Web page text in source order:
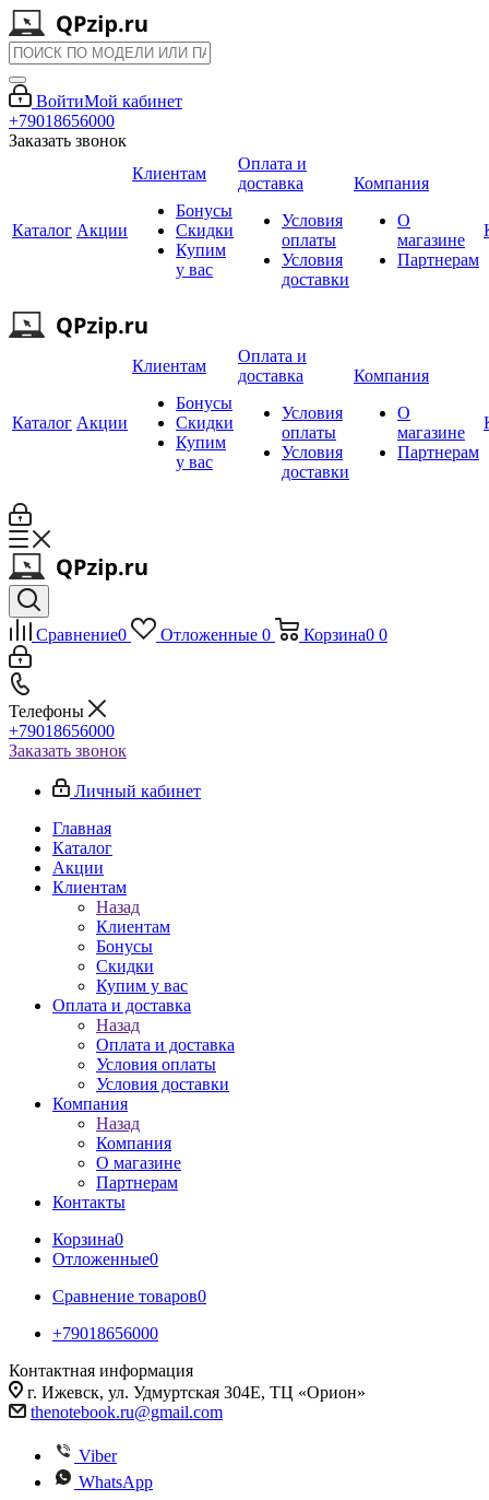
ВойтиМой кабинет
+79018656000
Заказать звонок
Каталог Акции
Клиентам
Бонусы
Скидки
Купим
у вас
Оплата и
доставка
Условия
оплаты
Условия
доставки
Компания
О
магазине
Партнерам
Каталог Акции
Клиентам
Бонусы
Скидки
Купим
у вас
Оплата и
доставка
Условия
оплаты
Условия
доставки
Компания
О
магазине
Партнерам
Сравнение0 Отложенные 0 Корзина0 0
Телефоны
+79018656000
Заказать звонок
Личный кабинет
Главная
Каталог
Акции
Клиентам
Назад
Клиентам
Бонусы
Скидки
Купим у вас
Оплата и доставка
Назад
Оплата и доставка
Условия оплаты
Условия доставки
Компания
Назад
Компания
О магазине
Партнерам
Контакты
Корзина0
Отложенные0
Сравнение товаров0
+79018656000
Контактная информация
г. Ижевск, ул. Удмуртская 304Е, ТЦ «Орион»
thenotebook.ru@gmail.com
Viber
WhatsApp